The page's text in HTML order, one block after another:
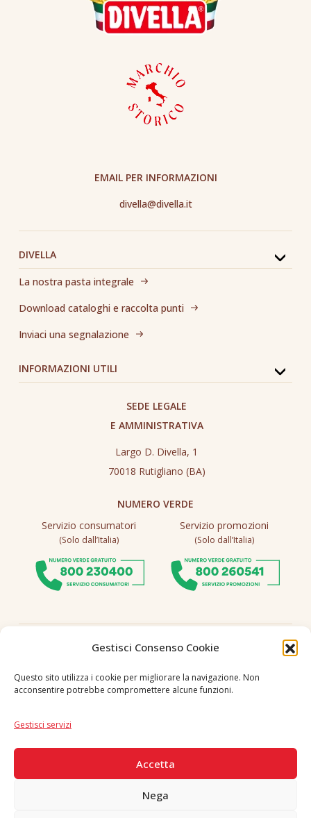
Gestisci Consenso Cookie
Questo sito utilizza i cookie per migliorare la navigazione. Non
acconsentire potrebbe compromettere alcune funzioni.
Gestisci servizi
Accetta
Nega
DIVELLA
La nostra pasta integrale
Download cataloghi e raccolta punti
Inviaci una segnalazione
INFORMAZIONI UTILI
EMAIL PER INFORMAZIONI
divella@divella.it
SEDE LEGALE
E AMMINISTRATIVA
Largo D. Divella, 1
70018 Rutigliano (BA)
NUMERO VERDE
Servizio consumatori
(Solo dall’Italia)
Servizio promozioni
(Solo dall’Italia)
Seguici